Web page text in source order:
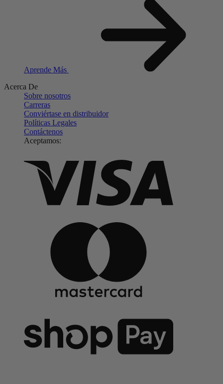
Aprende Más
Acerca De
Sobre nosotros
Carreras
Conviértase en distribuidor
Políticas Legales
Contáctenos
Aceptamos: